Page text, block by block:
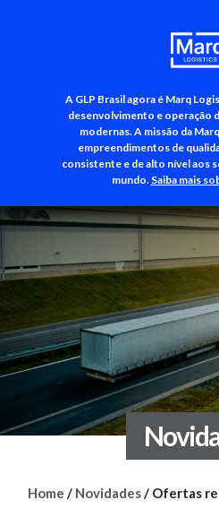
A GLP Brasil agora é Marq
desenvolvimento e operação
modernas. A missão da
empreendimentos de
consistente e de alto nível aos
mundo. Saiba mais
Home / Novidades/ Ofertas